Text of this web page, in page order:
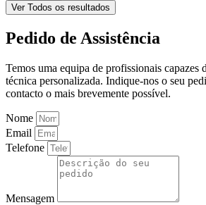
Ver Todos os resultados
Pedido de Assistência
Temos uma equipa de profissionais capazes
técnica personalizada. Indique-nos o seu
contacto o mais brevemente possível.
Nome
Email
Telefone
Mensagem